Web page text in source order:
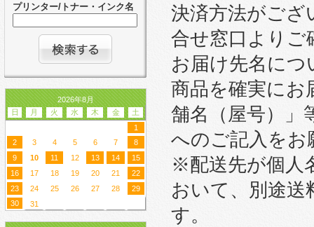
プリンター/トナー・インク名
2026年8月
日
月 火 水 木 金
土
1
2
3 4 5 6 7
8
9
10 11 12 13 14
15
16
17 18 19 20 21
22
23
24 25 26 27 28
29
30
31
決済方法がござ
合せ窓口よりご
お届け先名につ
商品を確実にお
舗名（屋号）」
へのご記入をお
※配送先が個人
おいて、別途送
す。